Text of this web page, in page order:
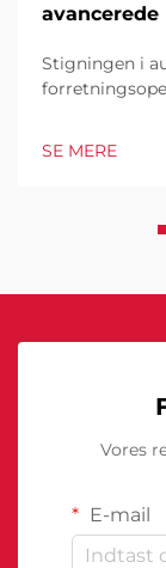
Stigningen i
excellence.
SE MERE
Vores
E-mail